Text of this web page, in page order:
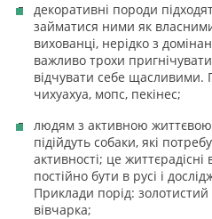
декоративні породи
займатися ними як
вихованці, нерідко з
важливо трохи
відчувати себе щасливими.
чихуахуа, мопс, пекінес;
людям з активною життєвою
підійдуть собаки, які
активності; це
постійно бути в русі і
Приклади порід: золотистий
вівчарка;